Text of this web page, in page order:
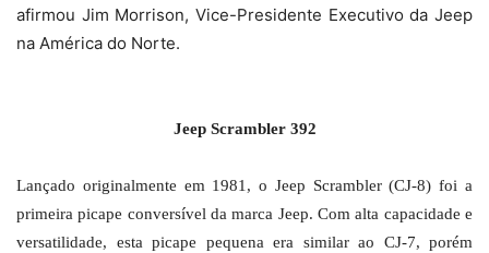
afirmou Jim Morrison, Vice-Presidente Executivo da Jeep
na América do Norte.
Jeep Scrambler 392
Lançado originalmente em 1981, o Jeep Scrambler (CJ-8) foi a
primeira picape conversível da marca Jeep. Com alta capacidade e
versatilidade, esta picape pequena era similar ao CJ-7, porém